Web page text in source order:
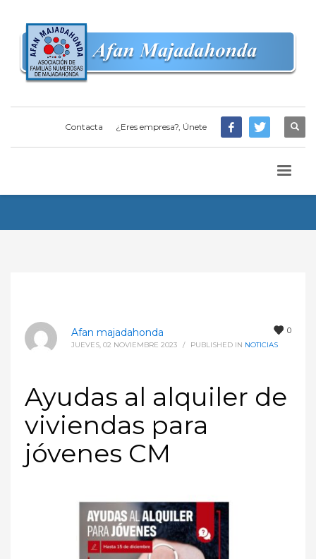
Contacta ¿Eres empresa?, Únete
0
Afan majadahonda
JUEVES, 02 NOVIEMBRE 2023 / PUBLISHED IN NOTICIAS
Ayudas al alquiler de
viviendas para
jóvenes CM